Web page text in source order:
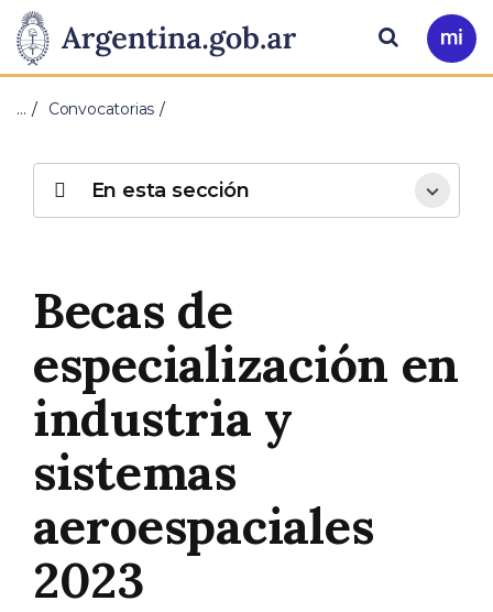
Presidencia
de
Nación
Pasar al contenido principal
Ir
a
Buscar
… Convocatorias
Becas de
especialización en
industria y
sistemas
aeroespaciales
2023
En esta sección